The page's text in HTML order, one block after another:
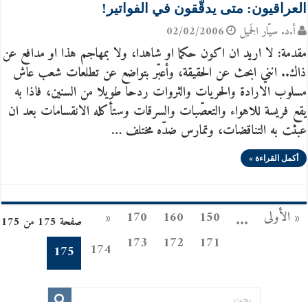
العراقيون: متى يدقّقون في الفواتير!
أ.د. سيّار الجَميل 02/02/2006
مقدمة: لا اريد ان اكون حكما او شاهدا، ولا بمهاجم هذا او مدافع عن
ذاك.. انني ابحث عن الحقيقة، وأعبّر بتواضع عن تطلعات شعب عاش
مسلوب الارادة والحريات والثروات ردحا طويلا من السنين، فاذا به
يقع فريسة للاهواء والتعصّبات والسرقات وستأكله الانقسامات بعد ان
عبثت به التناقضات، وتمارس ضدّه مختلف …
أكمل القراءة »
صفحة 175 من 175 « الأولى ...
150
160
170
«
171
172
173
174
175